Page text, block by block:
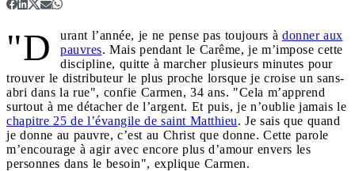
"D urant l’année, je ne pense pas toujours à donner aux
pauvres. Mais pendant le Carême, je m’impose cette
discipline, quitte à marcher plusieurs minutes pour
trouver le distributeur le plus proche lorsque je croise un sans-
abri dans la rue", confie Carmen, 34 ans. "Cela m’apprend
surtout à me détacher de l’argent. Et puis, je n’oublie jamais le
chapitre 25 de l’évangile de saint Matthieu. Je sais que quand
je donne au pauvre, c’est au Christ que donne. Cette parole
m’encourage à agir avec encore plus d’amour envers les
personnes dans le besoin", explique Carmen.